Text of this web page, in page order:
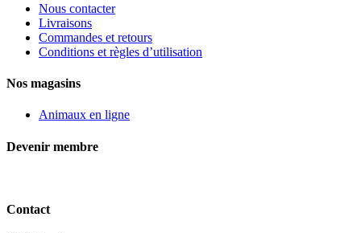
Nous contacter
Livraisons
Commandes et retours
Conditions et règles d’utilisation
Nos magasins
Animaux en ligne
Devenir membre
Contact